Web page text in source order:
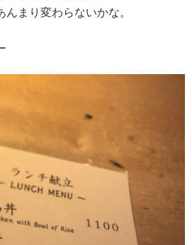
まり変わらないかな。